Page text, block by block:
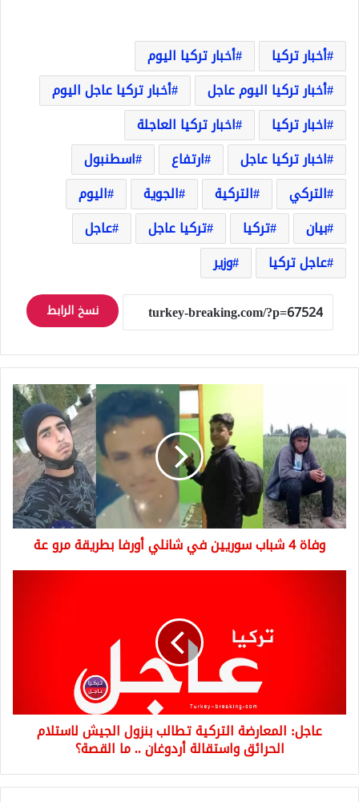
أخبار تركيا
أخبار تركيا اليوم
أخبار تركيا اليوم عاجل
أخبار تركيا عاجل اليوم
اخبار تركيا
اخبار تركيا العاجلة
اخبار تركيا عاجل
ارتفاع
اسطنبول
التركي
التركية الجوية
اليوم
بيان
تركيا تركيا عاجل
عاجل
عاجل تركيا
وزير
نسخ الرابط
شباب
سوريين
في
شانلي
أورفا
بطريقة
مرو
وفاة 4 شباب سوريين في شانلي أورفا بطريقة مرو عة
واستقالة
أردوغان
القصة؟
عاجل: المعارضة التركية تطالب بنزول الجيش لاستلام
الحرائق واستقالة أردوغان .. ما القصة؟